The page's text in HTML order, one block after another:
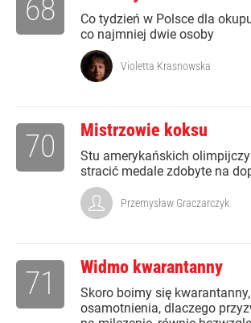
Co tydzień w Polsce dla
co najmniej dwie osoby
68
Violetta Krasnowska
Mistrzowie koksu
Stu amerykańskich
stracić medale zdobyte na
70
Przemysław Graczarczyk
Widmo kwarantanny
Skoro boimy się
osamotnienia, dlaczego
71